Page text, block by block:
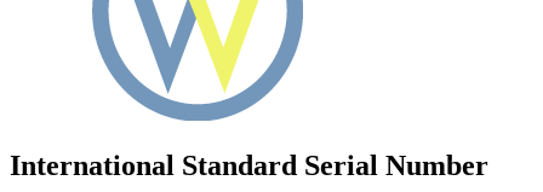
International Standard Serial Number